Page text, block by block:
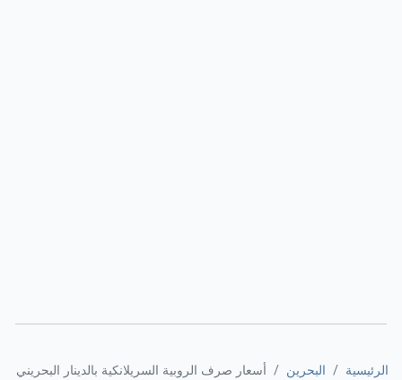
الرئيسية البحرين أسعار صرف الروبية السريلانكية بالدينار البحريني